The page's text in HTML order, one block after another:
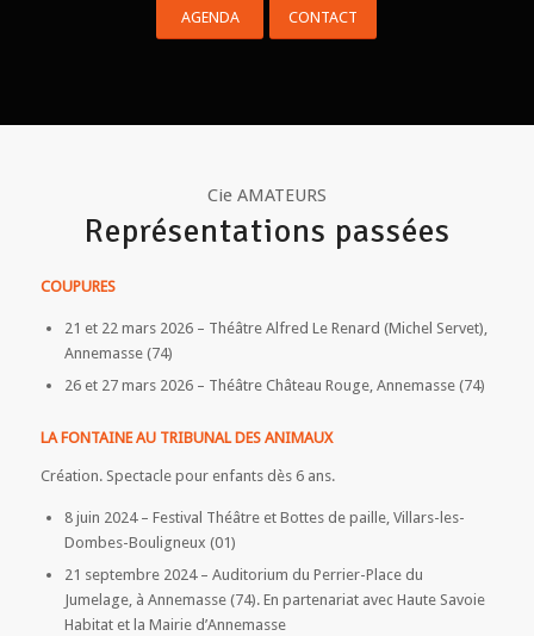
AGENDA CONTACT
Cie AMATEURS
Représentations passées
COUPURES
21 et 22 mars 2026 – Théâtre Alfred Le Renard (Michel Servet),
Annemasse (74)
26 et 27 mars 2026 – Théâtre Château Rouge, Annemasse (74)
LA FONTAINE AU TRIBUNAL DES ANIMAUX
Création. Spectacle pour enfants dès 6 ans.
8 juin 2024 – Festival Théâtre et Bottes de paille, Villars-les-
Dombes-Bouligneux (01)
21 septembre 2024 – Auditorium du Perrier-Place du
Jumelage, à Annemasse (74). En partenariat avec Haute Savoie
Habitat et la Mairie d’Annemasse